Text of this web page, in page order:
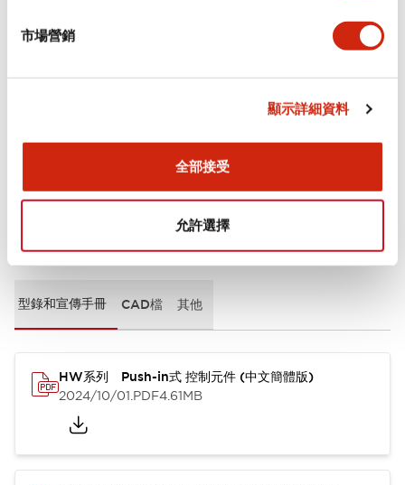
市場營銷
顯示詳細資料
全部接受
允許選擇
功能規格
型錄和宣傳手冊 CAD檔 其他
HW系列 Push-in式 控制元件 (中文簡體版)
2024/10/01.PDF4.61MB